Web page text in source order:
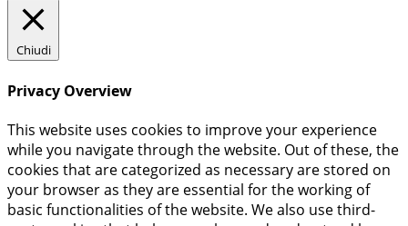
Chiudi
Privacy Overview
This website uses cookies to improve your experience
while you navigate through the website. Out of these, the
cookies that are categorized as necessary are stored on
your browser as they are essential for the working of
basic functionalities of the website. We also use third-